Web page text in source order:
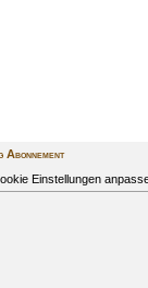
Abonnement
Einstellungen